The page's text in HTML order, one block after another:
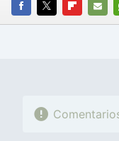
FACEBOOK
TWITTERFLIPBOARD
E-